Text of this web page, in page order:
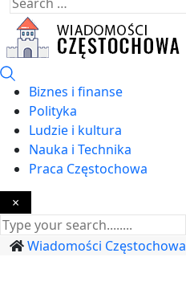
Biznes i finanse
Polityka
Ludzie i kultura
Nauka i Technika
Praca Częstochowa
×
Wiadomości Częstochowa